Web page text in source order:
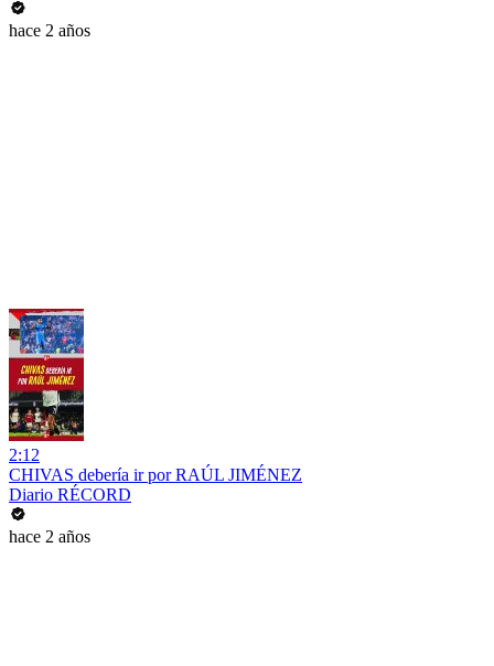
hace 2 años
2:12
CHIVAS debería ir por RAÚL JIMÉNEZ
Diario RÉCORD
hace 2 años